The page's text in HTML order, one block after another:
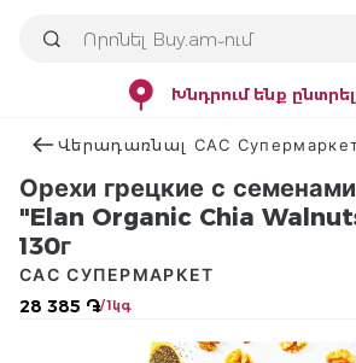
Խնդրում ենք
Վերադառնալ САС
Орехи грецкие с
"Elan Organic Chia
130г
28 385 ֏/ 1կգ
САС СУПЕРМАРКЕТ